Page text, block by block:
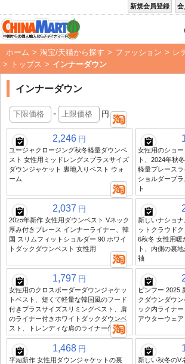
会
新規会員登録
ホーム > 淘宝/天猫から探す > ファッション > レ
>
トップス > インナーダウン
インナーダウン
- 円
2,246 円
ユージャクロージング秋冬軽量ダウンベ
スト 女性用ミッドレングスプラスサイズ
ダウンジャケット 裏地入りベスト ウォ
ーム
女性用のショ
ト、2024年秋
軽量ブレースラ
ショルダープ
ト
2,037 円
2025年新作 女性用ダウンベスト Vネック
厚み付きブレース インナーライナー、韓
国 スリムフィットショルダー 90 ホワイ
トダックダウンベスト 女性用
新しいナショ
ットクラウド
6秋冬 女性用暖
ト、内側の裏
袖
1,797 円
女性用のクロスボーダーダウンジャケッ
トベスト、短くて軽量な韓国風のフード
付きプラスサイズスリミングベスト、肩
のライナー付きホワイトダックダウンベ
スト、トレンディな肩のライナー付き
ピンフー 2025
クダウンダウ
ック内ライナ
アウターウェア
1,468 円
平湖新作 女性用ダウンジャケットの裏
新しい秋冬のV